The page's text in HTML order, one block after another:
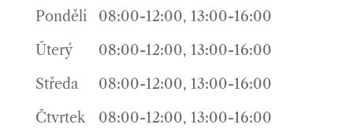
Pondělí
08:00-12:00, 13:00-16:00
Úterý
08:00-12:00, 13:00-16:00
Středa
08:00-12:00, 13:00-16:00
Čtvrtek
08:00-12:00, 13:00-16:00